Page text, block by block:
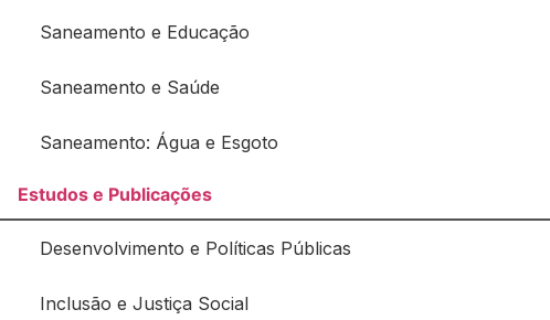
Saneamento e Educação
Saneamento e Saúde
Saneamento: Água e Esgoto
Estudos e Publicações
Desenvolvimento e Políticas Públicas
Inclusão e Justiça Social